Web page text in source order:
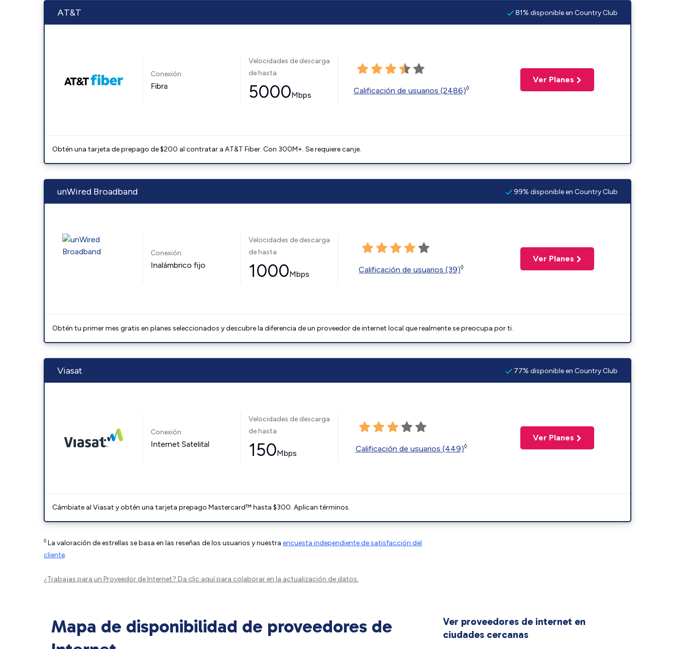
AT&T 81% disponible en Country Club
Conexión:
Fibra
Velocidades de descarga
de hasta
5000Mbps Calificación de usuarios (2486)◊
Ver Planes
Obtén una tarjeta de prepago de $200 al contratar a AT&T Fiber. Con 300M+. Se requiere canje.
unWired Broadband 99% disponible en Country Club
Conexión:
Inalámbrico fijo
Velocidades de descarga
de hasta
1000Mbps Calificación de usuarios (39)◊
Ver Planes
Obtén tu primer mes gratis en planes seleccionados y descubre la diferencia de un proveedor de internet local que realmente se preocupa por ti.
Viasat 77% disponible en Country Club
Conexión:
Internet Satelital
Velocidades de descarga
de hasta
150Mbps Calificación de usuarios (449)◊
Ver Planes
Cámbiate al Viasat y obtén una tarjeta prepago Mastercard™ hasta $300. Aplican términos.
◊ La valoración de estrellas se basa en las reseñas de los usuarios y nuestra encuesta independiente de satisfacción del
cliente.
¿Trabajas para un Proveedor de Internet? Da clic aquípara colaborar en la actualización de datos.
Mapa de disponibilidad de proveedores de
Ver proveedores de internet en
ciudades cercanas